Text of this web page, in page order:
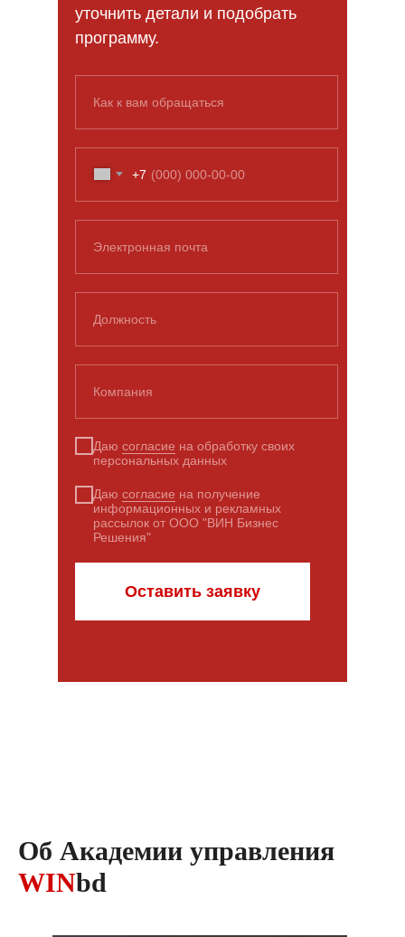
уточнить детали и подобрать
программу.
Как к вам обращаться
+7
Электронная почта
Должность
Компания
Даю согласие на обработку своих
персональных данных
Даю согласие на получение
информационных и рекламных
рассылок от ООО "ВИН Бизнес
Решения"
Оставить заявку
Об Академии управления
WINbd